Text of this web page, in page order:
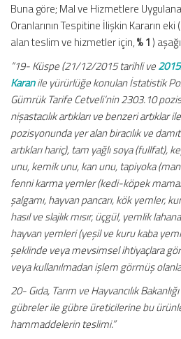
Buna göre; Mal ve Hizmetlere
Oranlarının Tespitine İlişkin Kararın
alan teslim ve hizmetler için,% 1)
“19- Küspe (21/12/2015 tarihli ve
Karanile yürürlüğe konulan İstatistik
Gümrük Tarife Cetveli’nin 2303.10
nişastacılık artıkları ve benzeri artıklar
pozisyonunda yer alan biracılık ve
artıkları hariç), tam yağlı soya (fullfat),
unu, kemik unu, kan unu, tapiyoka
fenni karma yemler (kedi-köpek
şalgamı, hayvan pancarı, kök yemler,
hasıl ve slajlık mısır, üçgül, yemlik
hayvan yemleri (yeşil ve kuru kaba
şeklinde veya mevsimsel ihtiyaçlara
veya kullanılmadan işlem görmüş
20- Gıda, Tarım ve Hayvancılık
gübreler ile gübre üreticilerine bu
hammaddelerin teslimi.”